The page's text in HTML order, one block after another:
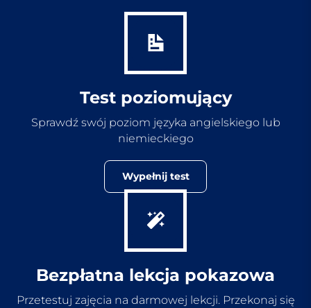
Test poziomujący
Sprawdź swój poziom języka angielskiego lub
niemieckiego
Wypełnij test
Bezpłatna lekcja pokazowa
Przetestuj zajęcia na darmowej lekcji. Przekonaj się